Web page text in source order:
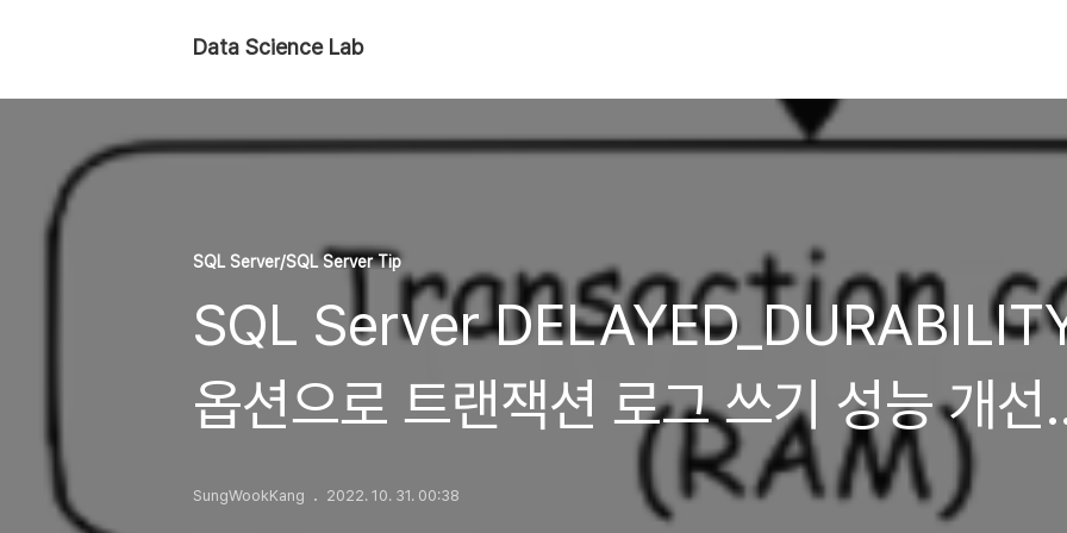
Data Science Lab
SQL Server/SQL Server Tip
SQL Server
옵션으로 트랜잭션 로그 쓰기 성능 개선
하기
SungWookKang 2022. 10. 31. 00:38